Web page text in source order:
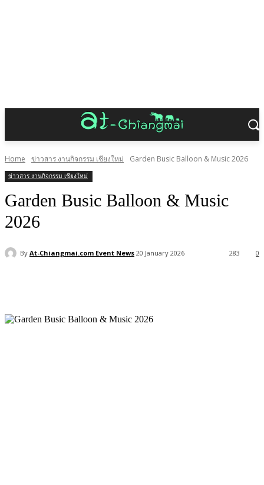
Home ข่าวสาร งานกิจกรรม เชียงใหม่ Garden Busic Balloon & Music 2026
ข่าวสาร งานกิจกรรม เชียงใหม่
Garden Busic Balloon & Music
2026
By At-Chiangmai.com Event News 20 January 2026 0
283